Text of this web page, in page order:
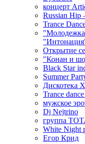
концерт
Russian Hip
Trance
Открытие
"Конан и
Black Star
Summer
Дискотека
Trance
мужское
Dj Nejtrino
группа
White Night
Егор Крид